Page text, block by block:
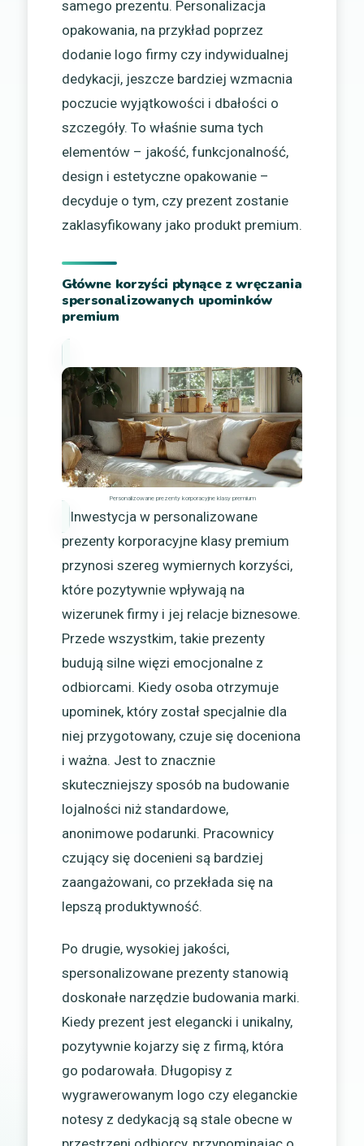
samego prezentu. Personalizacja
opakowania, na przykład poprzez
dodanie logo firmy czy indywidualnej
dedykacji, jeszcze bardziej wzmacnia
poczucie wyjątkowości i dbałości o
szczegóły. To właśnie suma tych
elementów – jakość, funkcjonalność,
design i estetyczne opakowanie –
decyduje o tym, czy prezent zostanie
zaklasyfikowany jako produkt premium.
Główne korzyści płynące z wręczania
spersonalizowanych upominków
premium
Personalizowane prezenty korporacyjne klasy premium
Inwestycja w personalizowane
prezenty korporacyjne klasy premium
przynosi szereg wymiernych korzyści,
które pozytywnie wpływają na
wizerunek firmy i jej relacje biznesowe.
Przede wszystkim, takie prezenty
budują silne więzi emocjonalne z
odbiorcami. Kiedy osoba otrzymuje
upominek, który został specjalnie dla
niej przygotowany, czuje się doceniona
i ważna. Jest to znacznie
skuteczniejszy sposób na budowanie
lojalności niż standardowe,
anonimowe podarunki. Pracownicy
czujący się docenieni są bardziej
zaangażowani, co przekłada się na
lepszą produktywność.
Po drugie, wysokiej jakości,
spersonalizowane prezenty stanowią
doskonałe narzędzie budowania marki.
Kiedy prezent jest elegancki i unikalny,
pozytywnie kojarzy się z firmą, która
go podarowała. Długopisy z
wygrawerowanym logo czy eleganckie
notesy z dedykacją są stale obecne w